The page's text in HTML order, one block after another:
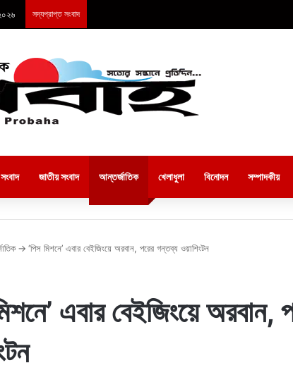
সদ্যপ্রাপ্ত সংবাদ
জাতীয় সংবাদ আন্তর্জাতিক খেলাধুলা বিনোদন সম্পাদকীয়
→ ‘পিস মিশনে’ এবার বেইজিংয়ে অরবান, পরের গন্তব্য ওয়াশিংটন
এবার বেইজিংয়ে অরবান,